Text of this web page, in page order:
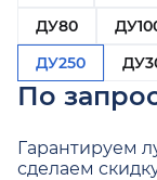
ДУ80
ДУ250
По
Гарантируем
сделаем